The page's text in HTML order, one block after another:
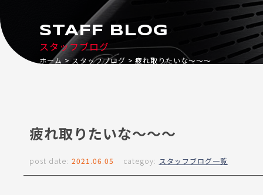
スタッフブログ
STAFF BLOG
ホーム スタッフブログ 疲れ取りたいな～～～
疲れ取りたいな～～～
post date: 2021.06.05 categoy: スタッフブログ一覧